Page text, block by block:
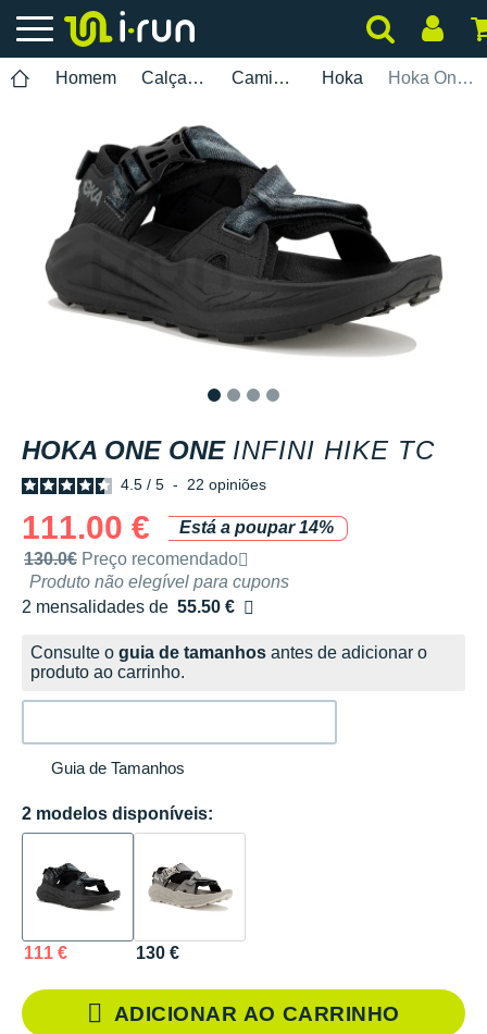
Homem Calçados Caminhada Hoka Hoka One One Infini Hike TC
HOKA ONE ONE INFINI HIKE TC
4.5 / 5 - 22 opiniões
111.00 €
Está a poupar 14%
Preço de venda recomendado pela marca
130.0€ Preço recomendado
Produto não elegível para cupons
2 mensalidades de 55.50 €
sem custos
Consulte o guia de tamanhos antes de adicionar o
produto ao carrinho.
Guia de Tamanhos
2 modelos disponíveis:
111 € 130 €
ADICIONAR AO CARRINHO